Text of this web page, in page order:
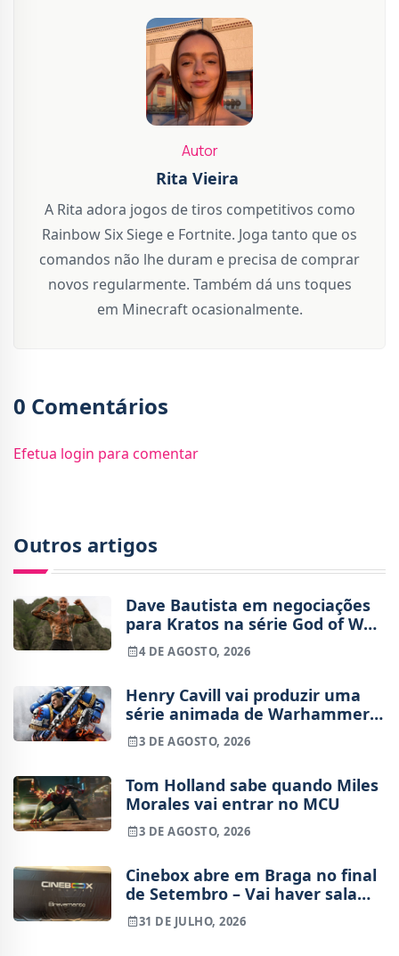
Autor
Rita Vieira
A Rita adora jogos de tiros competitivos como
Rainbow Six Siege e Fortnite. Joga tanto que os
comandos não lhe duram e precisa de comprar
novos regularmente. Também dá uns toques
em Minecraft ocasionalmente.
0 Comentários
Efetua login para comentar
Outros artigos
Dave Bautista em negociações
para Kratos na série God of War
da Amazon
4 DE AGOSTO, 2026
Henry Cavill vai produzir uma
série animada de Warhammer
40,000 para a Amazon
3 DE AGOSTO, 2026
Tom Holland sabe quando Miles
Morales vai entrar no MCU
3 DE AGOSTO, 2026
Cinebox abre em Braga no final
de Setembro – Vai haver sala
IMAX?
31 DE JULHO, 2026